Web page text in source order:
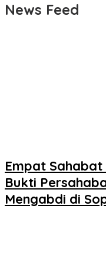
News Feed
Empat Sahabat
Bukti
Mengabdi di